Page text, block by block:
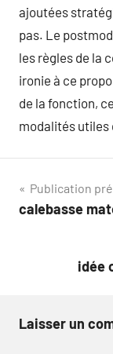
ajoutées
pas. Le
les règles de la
ironie à ce
de la fonction,
modalités utiles
de
Publication
calebasse
idée
Laisser un